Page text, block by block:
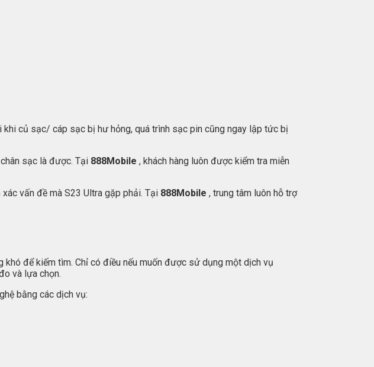
củ sạc/ cáp sạc bị hư hỏng, quá trình sạc pin cũng ngay lập tức bị
sạc là được. Tại 888Mobile , khách hàng luôn được kiểm tra miễn
vấn đề mà S23 Ultra gặp phải. Tại 888Mobile , trung tâm luôn hỗ trợ
khó để kiếm tìm. Chỉ có điều nếu muốn được sử dụng một dịch vụ
và lựa chọn.
bằng các dịch vụ: